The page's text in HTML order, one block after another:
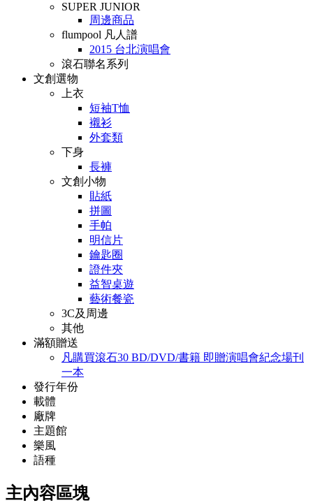
SUPER JUNIOR
周邊商品
flumpool 凡人譜
2015 台北演唱會
滾石聯名系列
文創選物
上衣
短袖T恤
襯衫
外套類
下身
長褲
文創小物
貼紙
拼圖
手帕
明信片
鑰匙圈
證件夾
益智桌遊
藝術餐瓷
3C及周邊
其他
滿額贈送
凡購買滾石30 BD/DVD/書籍 即贈演唱會紀念場刊
一本
發行年份
載體
廠牌
主題館
樂風
語種
主內容區塊